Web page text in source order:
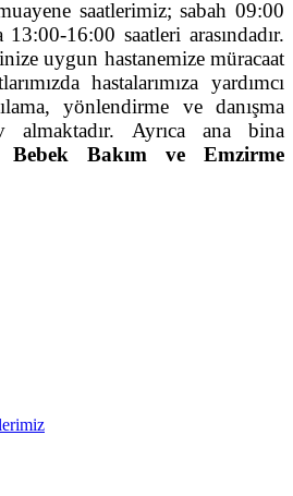
saatlerimiz; sabah 09:00
16:00 saatleri arasındadır.
uygun hastanemize müracaat
hastalarımıza yardımcı
yönlendirme ve danışma
almaktadır. Ayrıca ana bina
Bebek Bakım ve Emzirme